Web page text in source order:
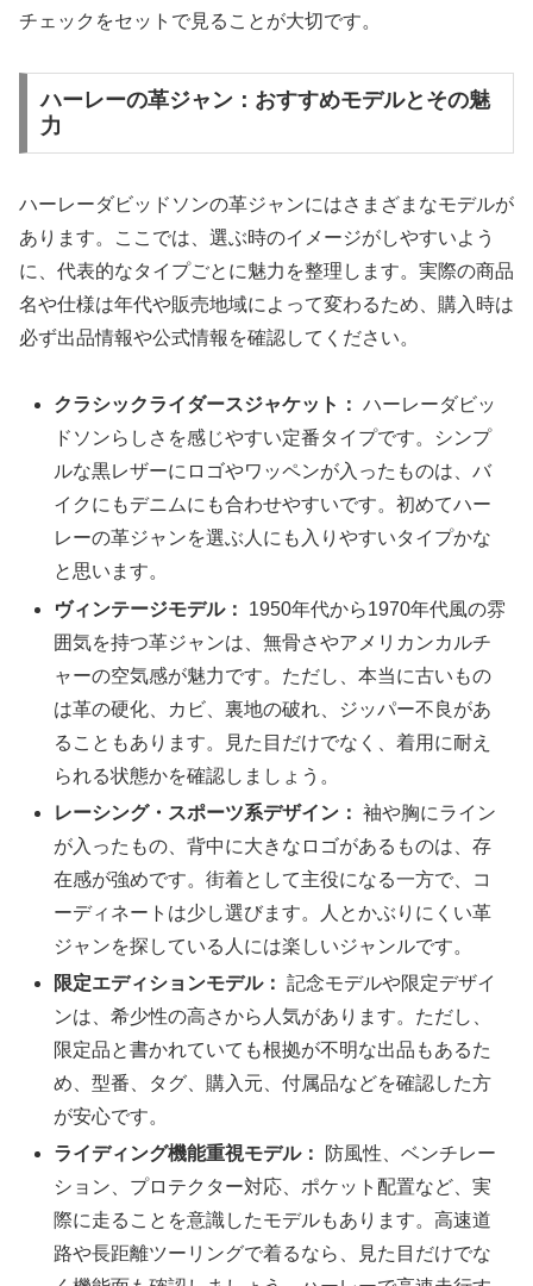
チェックをセットで見ることが大切です。
ハーレーの革ジャン：おすすめモデルとその魅
力
ハーレーダビッドソンの革ジャンにはさまざまなモデルが
あります。ここでは、選ぶ時のイメージがしやすいよう
に、代表的なタイプごとに魅力を整理します。実際の商品
名や仕様は年代や販売地域によって変わるため、購入時は
必ず出品情報や公式情報を確認してください。
クラシックライダースジャケット： ハーレーダビッ
ドソンらしさを感じやすい定番タイプです。シンプ
ルな黒レザーにロゴやワッペンが入ったものは、バ
イクにもデニムにも合わせやすいです。初めてハー
レーの革ジャンを選ぶ人にも入りやすいタイプかな
と思います。
ヴィンテージモデル：
1950年代から1970年代風の雰
囲気を持つ革ジャンは、無骨さやアメリカンカルチ
ャーの空気感が魅力です。ただし、本当に古いもの
は革の硬化、カビ、裏地の破れ、ジッパー不良があ
ることもあります。見た目だけでなく、着用に耐え
られる状態かを確認しましょう。
レーシング・スポーツ系デザイン： 袖や胸にライン
が入ったもの、背中に大きなロゴがあるものは、存
在感が強めです。街着として主役になる一方で、コ
ーディネートは少し選びます。人とかぶりにくい革
ジャンを探している人には楽しいジャンルです。
限定エディションモデル： 記念モデルや限定デザイ
ンは、希少性の高さから人気があります。ただし、
限定品と書かれていても根拠が不明な出品もあるた
め、型番、タグ、購入元、付属品などを確認した方
が安心です。
ライディング機能重視モデル：
防風性、ベンチレー
ション、プロテクター対応、ポケット配置など、実
際に走ることを意識したモデルもあります。高速道
路や長距離ツーリングで着るなら、見た目だけでな